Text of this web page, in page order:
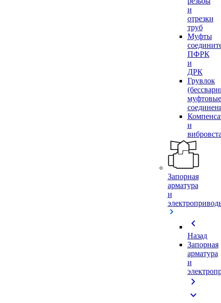
и
отрезки
труб
Муфты
ПФРК
и
ДРК
Грувлок
муфтовые
и
Запорная
арматура
и
chevron_left
Назад
Запорная
арматура
и
chevron_right
expand_more